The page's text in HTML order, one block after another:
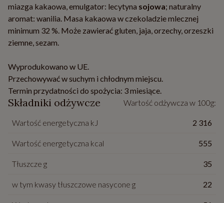
miazga kakaowa, emulgator: lecytyna sojowa; naturalny
aromat: wanilia. Masa kakaowa w czekoladzie mlecznej
minimum 32 %. Może zawierać gluten, jaja, orzechy, orzeszki
ziemne, sezam.
Wyprodukowano w UE.
Przechowywać w suchym i chłodnym miejscu.
Termin przydatności do spożycia: 3 miesiące.
Składniki odżywcze Wartość odżywcza w 100g:
Wartość energetyczna kJ 2 316
Wartość energetyczna kcal 555
Tłuszcze g 35
w tym kwasy tłuszczowe nasycone g 22